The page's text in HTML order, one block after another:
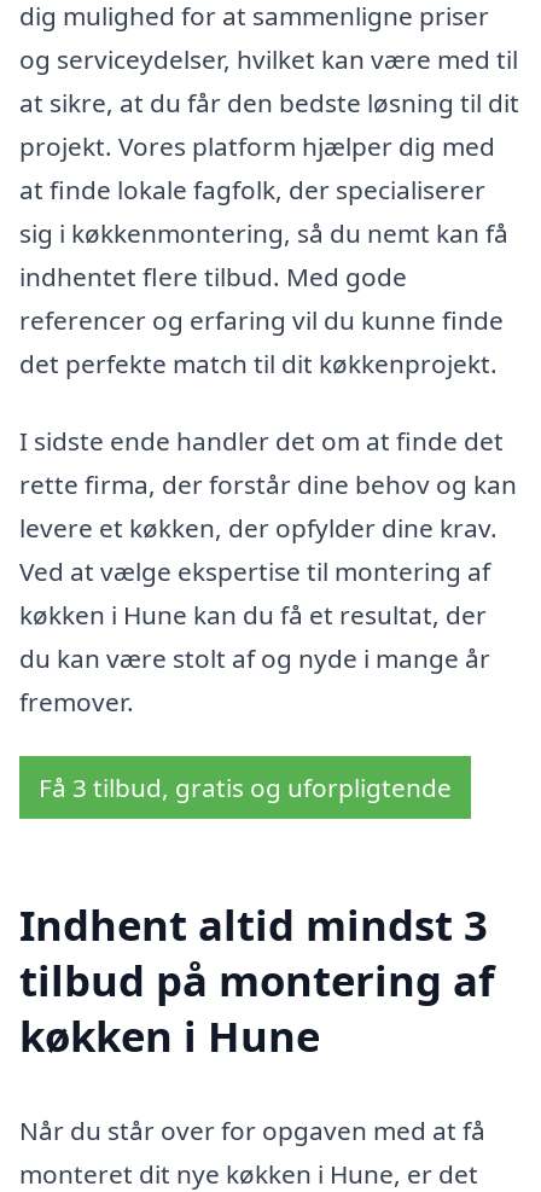
dig mulighed for at sammenligne priser
og serviceydelser, hvilket kan være med til
at sikre, at du får den bedste løsning til dit
projekt. Vores platform hjælper dig med
at finde lokale fagfolk, der specialiserer
sig i køkkenmontering, så du nemt kan få
indhentet flere tilbud. Med gode
referencer og erfaring vil du kunne finde
det perfekte match til dit køkkenprojekt.
I sidste ende handler det om at finde det
rette firma, der forstår dine behov og kan
levere et køkken, der opfylder dine krav.
Ved at vælge ekspertise til montering af
køkken i Hune kan du få et resultat, der
du kan være stolt af og nyde i mange år
fremover.
Få 3 tilbud, gratis og uforpligtende
Indhent altid mindst 3
tilbud på montering af
køkken i Hune
Når du står over for opgaven med at få
monteret dit nye køkken i Hune, er det